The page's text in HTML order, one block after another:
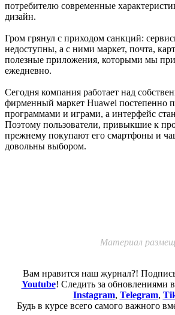
потребителю современные
дизайн.
Гром грянул с приходом санкций:
недоступны, а с ними маркет, почта,
полезные приложения, которыми мы
ежедневно.
Сегодня компания работает над
фирменный маркет Huawei постепенно
программами и играми, а интерфейс
Поэтому пользователи, привыкшие к
прежнему покупают его смартфоны и
довольны выбором.
Материал
Вам нравится наш журнал?!
Youtube! Следить за обновлениями
Instagram, Telegram,
Будь в курсе всего самого важного